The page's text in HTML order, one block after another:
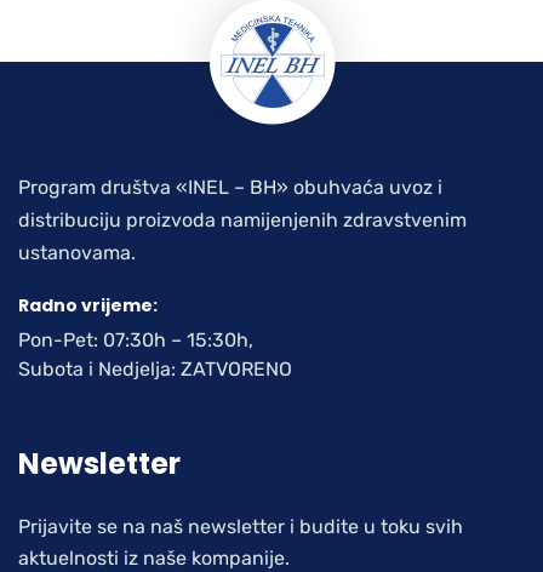
Program društva «INEL – BH» obuhvaća uvoz i
distribuciju proizvoda namijenjenih zdravstvenim
ustanovama.
Radno vrijeme:
Pon-Pet: 07:30h – 15:30h,
Subota i Nedjelja: ZATVORENO
Newsletter
Prijavite se na naš newsletter i budite u toku svih
aktuelnosti iz naše kompanije.